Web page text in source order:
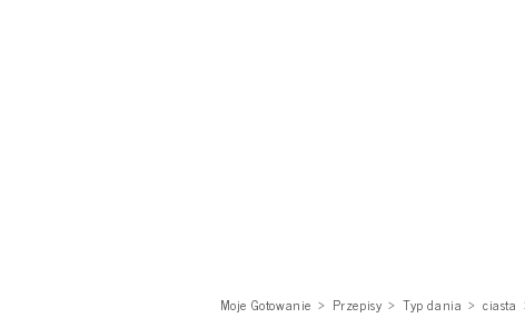
Moje Gotowanie Przepisy Typ dania ciasta